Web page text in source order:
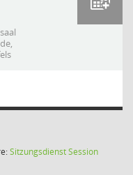
SitzungsdienstSession(Wird in